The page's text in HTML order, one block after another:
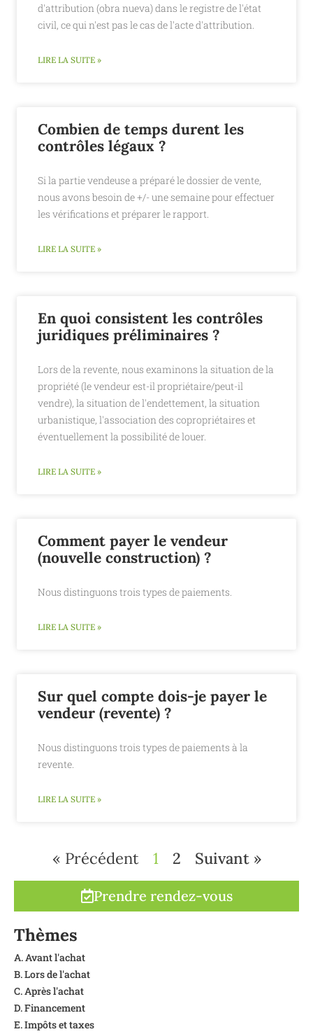
d'attribution (obra nueva) dans le registre de l'état
civil, ce qui n'est pas le cas de l'acte d'attribution.
LIRE LA SUITE »
Combien de temps durent les
contrôles légaux ?
Si la partie vendeuse a préparé le dossier de vente,
nous avons besoin de +/- une semaine pour effectuer
les vérifications et préparer le rapport.
LIRE LA SUITE »
En quoi consistent les contrôles
juridiques préliminaires ?
Lors de la revente, nous examinons la situation de la
propriété (le vendeur est-il propriétaire/peut-il
vendre), la situation de l'endettement, la situation
urbanistique, l'association des copropriétaires et
éventuellement la possibilité de louer.
LIRE LA SUITE »
Comment payer le vendeur
(nouvelle construction) ?
Nous distinguons trois types de paiements.
LIRE LA SUITE »
Sur quel compte dois-je payer le
vendeur (revente) ?
Nous distinguons trois types de paiements à la
revente.
LIRE LA SUITE »
« Précédent 1 2 Suivant »
Prendre rendez-vous
Thèmes
A. Avant l'achat
B. Lors de l'achat
C. Après l'achat
D. Financement
E. Impôts et taxes